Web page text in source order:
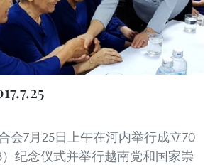
会7月25日上午在河内举行成立70
）纪念仪式并举行越南党和国家崇